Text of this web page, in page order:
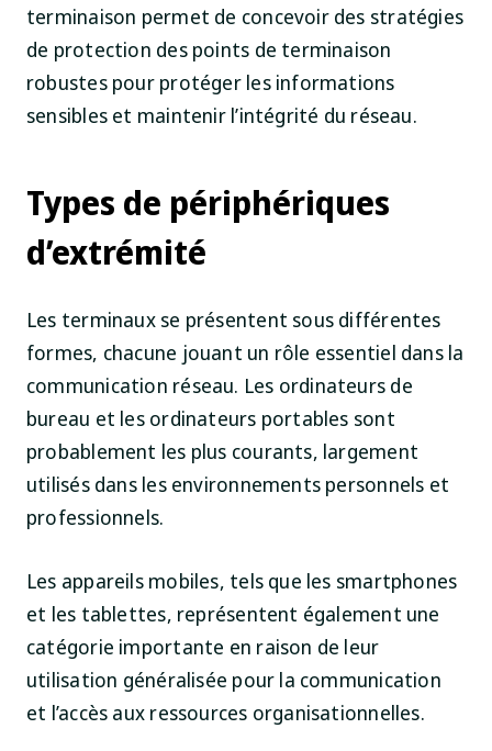
terminaison permet de concevoir des stratégies
de protection des points de terminaison
robustes pour protéger les informations
sensibles et maintenir l’intégrité du réseau.
Types de périphériques
d’extrémité
Les terminaux se présentent sous différentes
formes, chacune jouant un rôle essentiel dans la
communication réseau. Les ordinateurs de
bureau et les ordinateurs portables sont
probablement les plus courants, largement
utilisés dans les environnements personnels et
professionnels.
Les appareils mobiles, tels que les smartphones
et les tablettes, représentent également une
catégorie importante en raison de leur
utilisation généralisée pour la communication
et l’accès aux ressources organisationnelles.